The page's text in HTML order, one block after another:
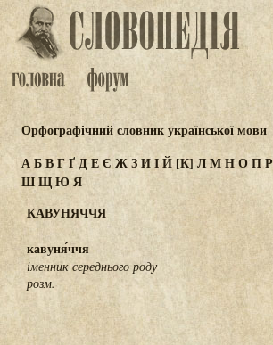
Орфографічний словник української мови
АБВГҐДЕЄ ЖЗИІЙ [К] ЛМНОПР
ШЩЮЯ
КАВУНЯЧЧЯ
кавуня́ччя
іменник середнього роду
розм.